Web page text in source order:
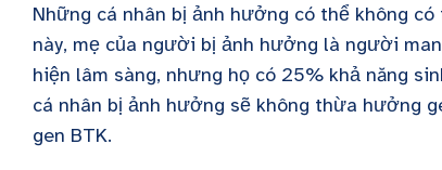
Những cá nhân bị ảnh hưởng có thể không
này, mẹ của người bị ảnh hưởng là người
hiện lâm sàng, nhưng họ có 25% khả năng
cá nhân bị ảnh hưởng sẽ không thừa hưởng
gen BTK.